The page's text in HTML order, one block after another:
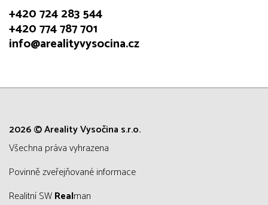
+420 724 283 544
+420 774 787 701
info@arealityvysocina.cz
2026 © Areality Vysočina s.r.o.
všechna práva vyhrazena
Povinně zveřejňované informace
Realitní SWRealman